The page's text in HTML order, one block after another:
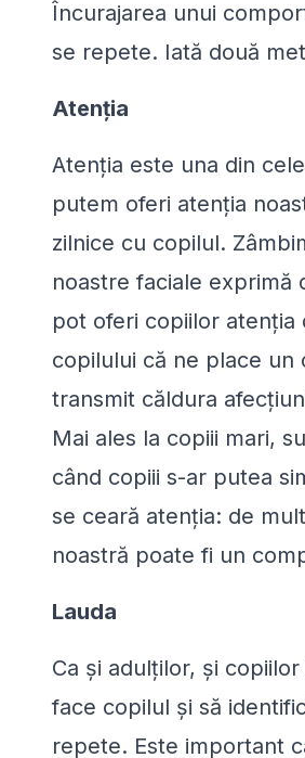
Încurajarea unui
se repete. Iată două
Atenţia
Atenţia este una din
putem oferi atenţia
zilnice cu copilul.
noastre faciale exprimă
pot oferi copiilor atenţia
copilului că ne place un
transmit căldura
Mai ales la copiii mari,
când copiii s-ar putea
se ceară atenţia: de
noastră poate fi un
Lauda
Ca şi adulţilor, şi
face copilul şi să
repete. Este important